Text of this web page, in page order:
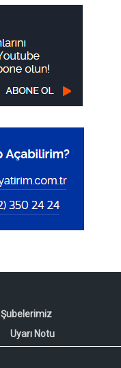
Şubelerimiz
Uyarı Notu